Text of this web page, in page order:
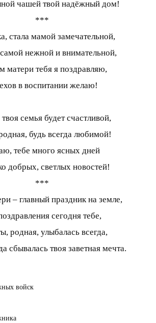
чашей твой надёжный дом!
***
стала мамой замечательной,
нежной и внимательной,
матери тебя я поздравляю,
в воспитании желаю!
семья будет счастливой,
будь всегда любимой!
тебе много ясных дней
добрых, светлых новостей!
***
– главный праздник на земле,
сегодня тебе,
родная, улыбалась всегда,
сбывалась твоя заветная мечта.
войск